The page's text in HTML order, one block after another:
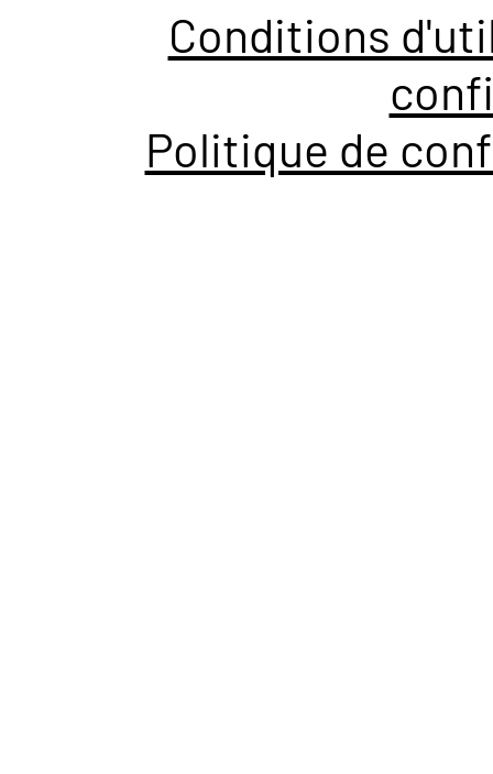
Conditions
Politique de